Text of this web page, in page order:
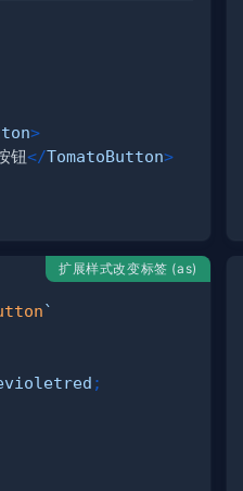
>
钮</TomatoButton>
扩展样式改变标签 (as)
`
;